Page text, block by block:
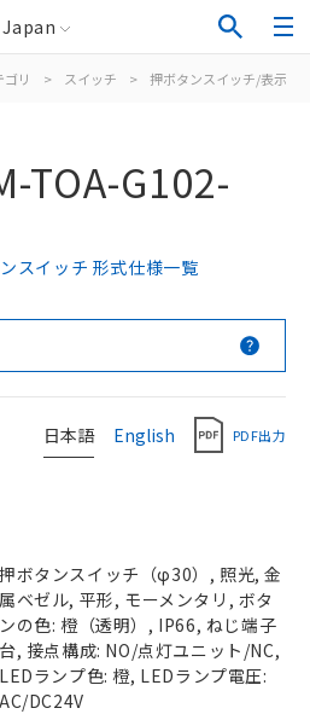
Japan
リ > スイッチ > 押ボタンスイッチ/表示灯
TOA-G102-
スイッチ 形式仕様一覧
日本語 English PDF出力
押ボタンスイッチ（φ30）, 照光, 金
属ベゼル, 平形, モーメンタリ, ボタ
ンの色: 橙（透明）, IP66, ねじ端子
台, 接点構成: NO/点灯ユニット/NC,
LEDランプ色: 橙, LEDランプ電圧:
AC/DC24V